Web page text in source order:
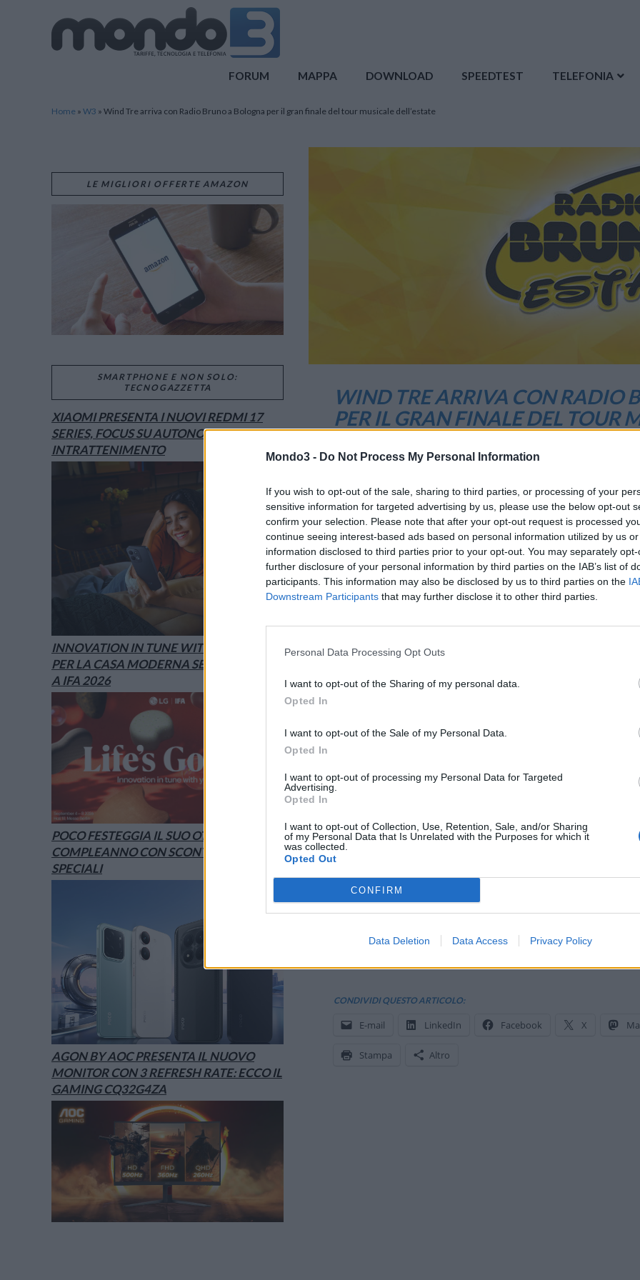
Mondo3 - Do Not Process My Personal Information
If you wish to opt-out of the sale, sharing to third parties, or processing of your
sensitive information for targeted advertising by us, please use the below opt-out
confirm your selection. Please note that after your opt-out request is processed
continue seeing interest-based ads based on personal information utilized by us
information disclosed to third parties prior to your opt-out. You may separately
further disclosure of your personal information by third parties on the IAB’s list of
participants. This information may also be disclosed by us to third parties on the
Downstream Participants that may further disclose it to other third parties.
Personal Data Processing Opt Outs
I want to opt-out of the Sharing of my personal data.
Opted In
I want to opt-out of the Sale of my Personal Data.
Opted In
I want to opt-out of processing my Personal Data for Targeted
Advertising.
Opted In
I want to opt-out of Collection, Use, Retention, Sale, and/or Sharing
of my Personal Data that Is Unrelated with the Purposes for which it
was collected.
Opted Out
CONFIRM
Data Deletion Data Access Privacy Policy
FORUM MAPPA DOWNLOAD SPEEDTEST TELEFONIA
Home » W3 » Wind Tre arriva con Radio Bruno a Bologna per il gran finale del tour musicale dell’estate
WIND TRE ARRIVA CON RADIO
PER IL GRAN FINALE DEL TOUR
DELL’ESTATE
by Redazione
Wind Tre sarà presente a Bologna per l’ultimo appuntamento del
organizzato da Radio Bruno, il network radiofonico più ascoltato in
Dopo le tappe di Cesenatico, Mantova, Carpi e Cremona, la
hit estive, arriveràdomenica 2 settembre a Bologna per il gran finale.
Numerosi, importanti artisti italiani e internazionali, tra cui Alice
nella suggestiva Piazza Maggiore. Wind Tre sarà presente
In particolare, il brand 3 propone l’esclusiva offerta ‘ ALL-IN Master
minuti illimitati e 30 Giga con ‘GIGA Bank’, l’innovativa
Per i clienti che scelgono anche laFibra di 3
, l’offerta ‘3Fiber’ è
Il brand Wind propone l’esclusiva soluzione ‘ All Inclusive Events
minuti illimitati, 100 sms, e 20 Giga con ‘Chat no stop’, per
Per i clienti che scelgono laFibra di Wind, l’offerta FIBRA1000 è
con 100 Giga in più ogni mese da condividere con tutti gli smartphone
Wind Tre propone, inoltre, soluzioni complete per le imprese
connettività fisso e mobile ad innovativi servizi digitali. Le
CONDIVIDI QUESTO ARTICOLO:
E-mail LinkedIn Facebook X
Stampa Altro
LE MIGLIORI OFFERTE AMAZON
SMARTPHONE E NON SOLO:
TECNOGAZZETTA
XIAOMI PRESENTA I NUOVI REDMI 17
SERIES, FOCUS SU AUTONOMIA E
INTRATTENIMENTO
INNOVATION IN TUNE WITH YOU: L’AI
PER LA CASA MODERNA SECONDO LG È
A IFA 2026
POCO FESTEGGIA IL SUO OTTAVO
COMPLEANNO CON SCONTI E OFFERTE
SPECIALI
AGON BY AOC PRESENTA IL NUOVO
MONITOR CON 3 REFRESH RATE: ECCO IL
GAMING CQ32G4ZA